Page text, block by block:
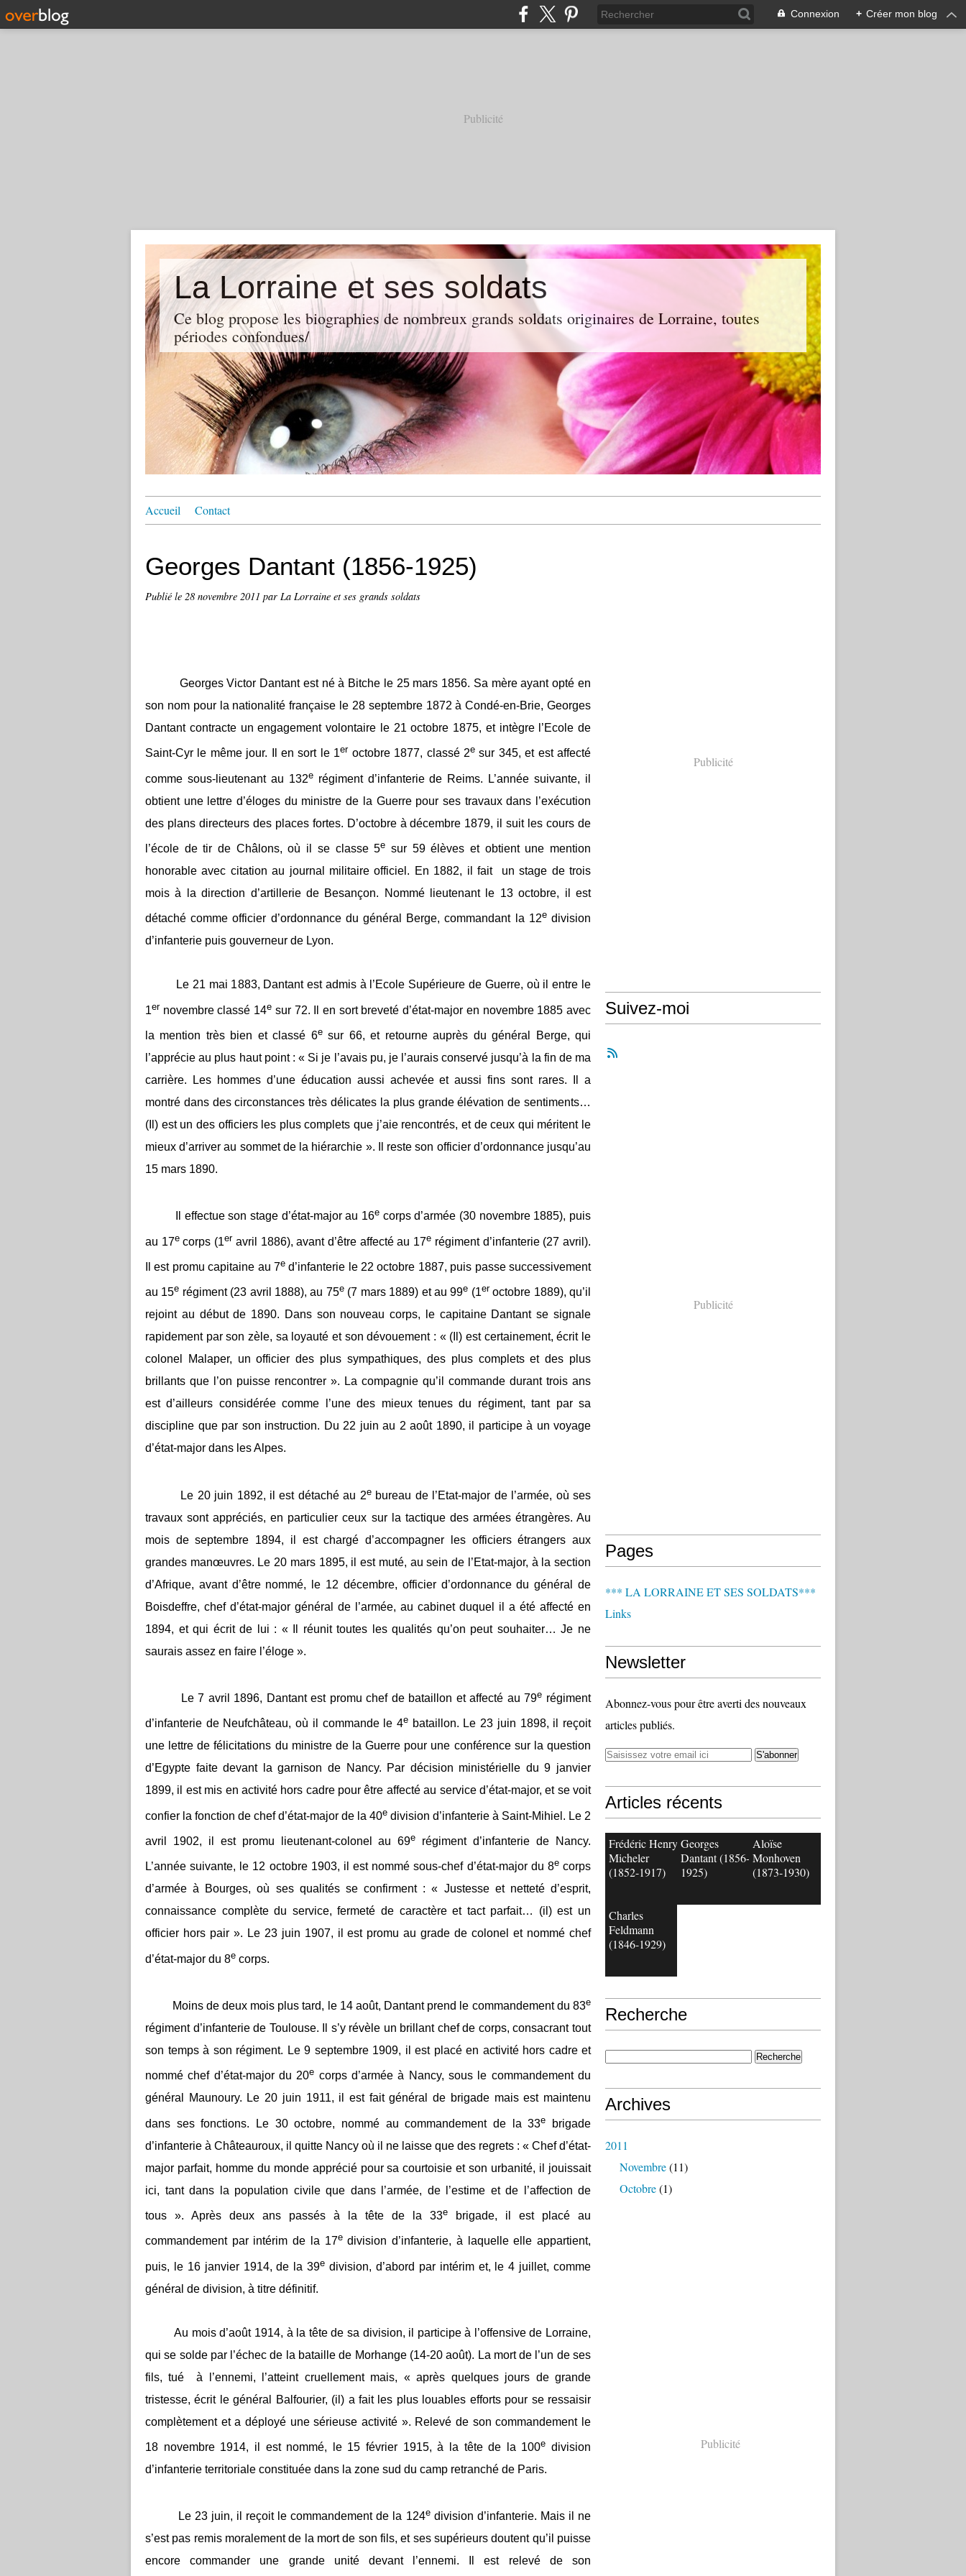
Connexion + Créer mon blog
Publicité
La Lorraine et ses soldats
Ce blog propose les biographies de nombreux grands soldats originaires de Lorraine, toutes
périodes confondues/
Accueil Contact
Georges Dantant (1856-1925)
Publié le 28 novembre 2011 par La Lorraine et ses grands soldats
Georges Victor Dantant est né à Bitche le 25 mars 1856. Sa mère ayant opté en
son nom pour la nationalité française le 28 septembre 1872 à Condé-en-Brie, Georges
Dantant contracte un engagement volontaire le 21 octobre 1875, et intègre l’Ecole de
Saint-Cyr le même jour. Il en sort le 1er octobre 1877, classé 2esur 345, et est affecté
comme sous-lieutenant au 132erégiment d’infanterie de Reims. L’année suivante, il
obtient une lettre d’éloges du ministre de la Guerre pour ses travaux dans l’exécution
des plans directeurs des places fortes. D’octobre à décembre 1879, il suit les cours de
l’école de tir de Châlons, où il se classe 5e sur 59 élèves et obtient une mention
honorable avec citation au journal militaire officiel. En 1882, il fait un stage de trois
mois à la direction d’artillerie de Besançon. Nommé lieutenant le 13 octobre, il est
détaché comme officier d’ordonnance du général Berge, commandant la 12edivision
d’infanterie puis gouverneur de Lyon.
Le 21 mai 1883, Dantant est admis à l’Ecole Supérieure de Guerre, où il entre le
1er novembre classé 14e sur 72. Il en sort breveté d’état-major en novembre 1885 avec
la mention très bien et classé 6esur 66, et retourne auprès du général Berge, qui
l’apprécie au plus haut point : « Si je l’avais pu, je l’aurais conservé jusqu’à la fin de ma
carrière. Les hommes d’une éducation aussi achevée et aussi fins sont rares. Il a
montré dans des circonstances très délicates la plus grande élévation de sentiments…
(Il) est un des officiers les plus complets que j’aie rencontrés, et de ceux qui méritent le
mieux d’arriver au sommet de la hiérarchie ». Il reste son officier d’ordonnance jusqu’au
15 mars 1890.
Il effectue son stage d’état-major au 16e corps d’armée (30 novembre 1885), puis
au 17ecorps (1er avril 1886), avant d’être affecté au 17e régiment d’infanterie (27 avril).
Il est promu capitaine au 7ed’infanterie le 22 octobre 1887, puis passe successivement
au 15e régiment (23 avril 1888), au 75e(7 mars 1889) et au 99e (1er octobre 1889), qu’il
rejoint au début de 1890. Dans son nouveau corps, le capitaine Dantant se signale
rapidement par son zèle, sa loyauté et son dévouement : « (Il) est certainement, écrit le
colonel Malaper, un officier des plus sympathiques, des plus complets et des plus
brillants que l’on puisse rencontrer ». La compagnie qu’il commande durant trois ans
est d’ailleurs considérée comme l’une des mieux tenues du régiment, tant par sa
discipline que par son instruction. Du 22 juin au 2 août 1890, il participe à un voyage
d’état-major dans les Alpes.
Le 20 juin 1892, il est détaché au 2ebureau de l’Etat-major de l’armée, où ses
travaux sont appréciés, en particulier ceux sur la tactique des armées étrangères. Au
mois de septembre 1894, il est chargé d’accompagner les officiers étrangers aux
grandes manœuvres. Le 20 mars 1895, il est muté, au sein de l’Etat-major, à la section
d’Afrique, avant d’être nommé, le 12 décembre, officier d’ordonnance du général de
Boisdeffre, chef d’état-major général de l’armée, au cabinet duquel il a été affecté en
1894, et qui écrit de lui : « Il réunit toutes les qualités qu’on peut souhaiter… Je ne
saurais assez en faire l’éloge ».
Le 7 avril 1896, Dantant est promu chef de bataillon et affecté au 79e régiment
d’infanterie de Neufchâteau, où il commande le 4e bataillon. Le 23 juin 1898, il reçoit
une lettre de félicitations du ministre de la Guerre pour une conférence sur la question
d’Egypte faite devant la garnison de Nancy. Par décision ministérielle du 9 janvier
1899, il est mis en activité hors cadre pour être affecté au service d’état-major, et se voit
confier la fonction de chef d’état-major de la 40e division d’infanterie à Saint-Mihiel. Le 2
avril 1902, il est promu lieutenant-colonel au 69e régiment d’infanterie de Nancy.
L’année suivante, le 12 octobre 1903, il est nommé sous-chef d’état-major du 8ecorps
d’armée à Bourges, où ses qualités se confirment : « Justesse et netteté d’esprit,
connaissance complète du service, fermeté de caractère et tact parfait… (il) est un
officier hors pair ». Le 23 juin 1907, il est promu au grade de colonel et nommé chef
d’état-major du 8e corps.
Moins de deux mois plus tard, le 14 août, Dantant prend le commandement du 83e
régiment d’infanterie de Toulouse. Il s’y révèle un brillant chef de corps, consacrant tout
son temps à son régiment. Le 9 septembre 1909, il est placé en activité hors cadre et
nommé chef d’état-major du 20e corps d’armée à Nancy, sous le commandement du
général Maunoury. Le 20 juin 1911, il est fait général de brigade mais est maintenu
dans ses fonctions. Le 30 octobre, nommé au commandement de la 33e brigade
d’infanterie à Châteauroux, il quitte Nancy où il ne laisse que des regrets : « Chef d’état-
major parfait, homme du monde apprécié pour sa courtoisie et son urbanité, il jouissait
ici, tant dans la population civile que dans l’armée, de l’estime et de l’affection de
tous ». Après deux ans passés à la tête de la 33e brigade, il est placé au
commandement par intérim de la 17edivision d’infanterie, à laquelle elle appartient,
puis, le 16 janvier 1914, de la 39e division, d’abord par intérim et, le 4 juillet, comme
général de division, à titre définitif.
Au mois d’août 1914, à la tête de sa division, il participe à l’offensive de Lorraine,
qui se solde par l’échec de la bataille de Morhange (14-20 août). La mort de l’un de ses
fils, tué à l’ennemi, l’atteint cruellement mais, « après quelques jours de grande
tristesse, écrit le général Balfourier, (il) a fait les plus louables efforts pour se ressaisir
complètement et a déployé une sérieuse activité ». Relevé de son commandement le
18 novembre 1914, il est nommé, le 15 février 1915, à la tête de la 100e division
d’infanterie territoriale constituée dans la zone sud du camp retranché de Paris.
Le 23 juin, il reçoit le commandement de la 124edivision d’infanterie. Mais il ne
s’est pas remis moralement de la mort de son fils, et ses supérieurs doutent qu’il puisse
encore commander une grande unité devant l’ennemi. Il est relevé de son
Publicité
Suivez-moi
Publicité
Pages
*** LA LORRAINE ET SES SOLDATS***
Links
Newsletter
Abonnez-vous pour être averti des nouveaux
articles publiés.
Articles récents
Frédéric Henry
Micheler
(1852-1917)
Georges
Dantant (1856-
1925)
Aloïse
Monhoven
(1873-1930)
Charles
Feldmann
(1846-1929)
Recherche
Archives
2011
Novembre(11)
Octobre(1)
Publicité